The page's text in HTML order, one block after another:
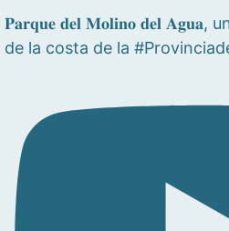
𝐏𝐚𝐫𝐪𝐮𝐞 𝐝𝐞𝐥 𝐌𝐨𝐥𝐢𝐧𝐨 𝐝𝐞𝐥 𝐀𝐠𝐮𝐚,
de la costa de la